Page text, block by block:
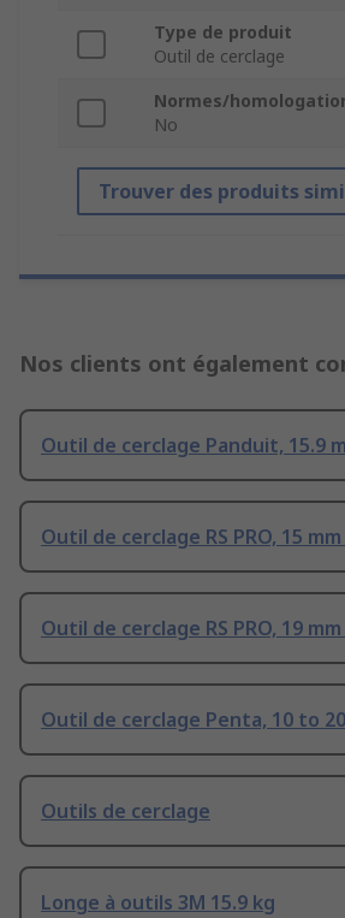
Type de produit
Outil de cerclage
Normes/
No
Trouver des produits
Nos clients ont également
Outil de cerclage Panduit, 15.9
Outil de cerclage RS PRO, 15
Outil de cerclage RS PRO, 19
Outil de cerclage Penta, 10 to
Outils de cerclage
Longe à outils 3M 15.9 kg